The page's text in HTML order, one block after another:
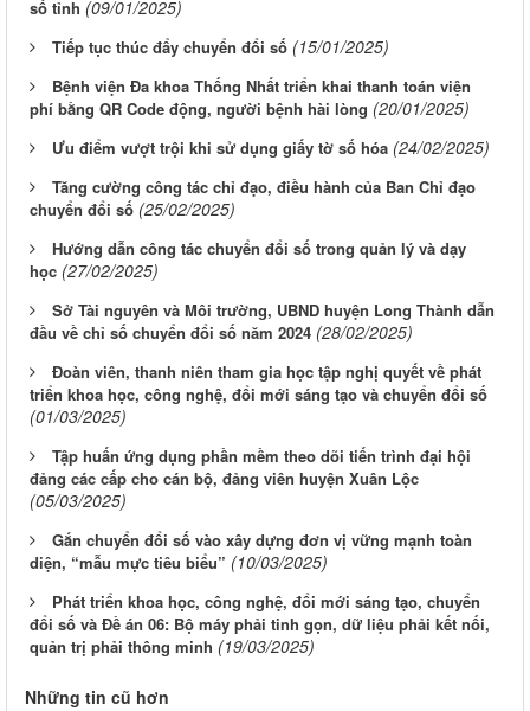
số tỉnh (09/01/2025)
Tiếp tục thúc đẩy chuyển đổi số (15/01/2025)
Bệnh viện Đa khoa Thống Nhất triển khai thanh toán viện
phí bằng QR Code động, người bệnh hài lòng (20/01/2025)
Ưu điểm vượt trội khi sử dụng giấy tờ số hóa (24/02/2025)
Tăng cường công tác chỉ đạo, điều hành của Ban Chỉ đạo
chuyển đổi số (25/02/2025)
Hướng dẫn công tác chuyển đổi số trong quản lý và dạy
học (27/02/2025)
Sở Tài nguyên và Môi trường, UBND huyện Long Thành dẫn
đầu về chỉ số chuyển đổi số năm 2024 (28/02/2025)
Đoàn viên, thanh niên tham gia học tập nghị quyết về phát
triển khoa học, công nghệ, đổi mới sáng tạo và chuyển đổi số
(01/03/2025)
Tập huấn ứng dụng phần mềm theo dõi tiến trình đại hội
đảng các cấp cho cán bộ, đảng viên huyện Xuân Lộc
(05/03/2025)
Gắn chuyển đổi số vào xây dựng đơn vị vững mạnh toàn
diện, “mẫu mực tiêu biểu” (10/03/2025)
Phát triển khoa học, công nghệ, đổi mới sáng tạo, chuyển
đổi số và Đề án 06: Bộ máy phải tinh gọn, dữ liệu phải kết nối,
quản trị phải thông minh (19/03/2025)
Những tin cũ hơn